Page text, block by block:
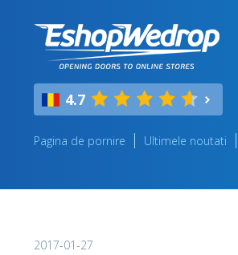
4.7
Pagina de pornire Ultimele noutati
2017-01-27